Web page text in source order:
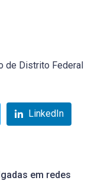
de Distrito Federal
LinkedIn
em redes